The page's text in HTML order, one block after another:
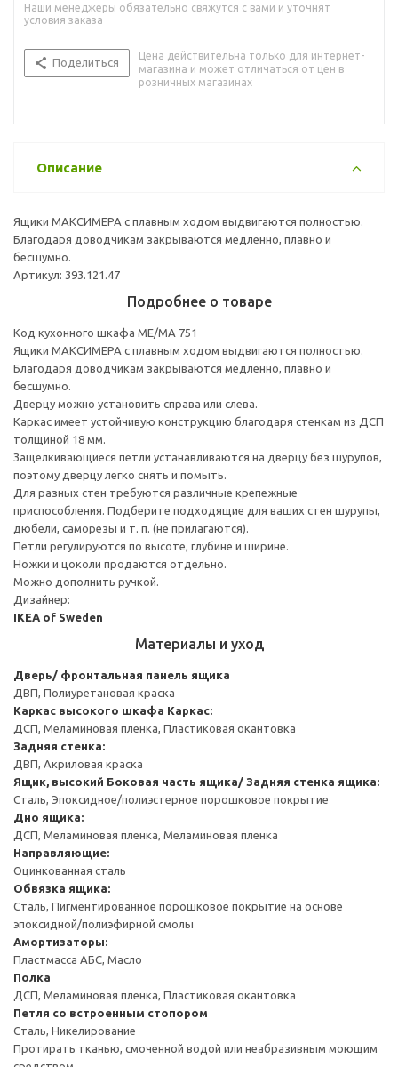
Наши менеджеры обязательно свяжутся с вами и уточнят
условия заказа
Поделиться
Цена действительна только для интернет-
магазина и может отличаться от цен в
розничных магазинах
Описание
Ящики МАКСИМЕРА с плавным ходом выдвигаются полностью.
Благодаря доводчикам закрываются медленно, плавно и
бесшумно.
Артикул: 393.121.47
Подробнее о товаре
Код кухонного шкафа ME/MA 751
Ящики МАКСИМЕРА с плавным ходом выдвигаются полностью.
Благодаря доводчикам закрываются медленно, плавно и
бесшумно.
Дверцу можно установить справа или слева.
Каркас имеет устойчивую конструкцию благодаря стенкам из ДСП
толщиной 18 мм.
Защелкивающиеся петли устанавливаются на дверцу без шурупов,
поэтому дверцу легко снять и помыть.
Для разных стен требуются различные крепежные
приспособления. Подберите подходящие для ваших стен шурупы,
дюбели, саморезы и т. п. (не прилагаются).
Петли регулируются по высоте, глубине и ширине.
Ножки и цоколи продаются отдельно.
Можно дополнить ручкой.
Дизайнер:
IKEA of Sweden
Материалы и уход
Дверь/ фронтальная панель ящика
ДВП, Полиуретановая краска
Каркас высокого шкафа Каркас:
ДСП, Меламиновая пленка, Пластиковая окантовка
Задняя стенка:
ДВП, Акриловая краска
Ящик, высокий Боковая часть ящика/ Задняя стенка ящика:
Сталь, Эпоксидное/полиэстерное порошковое покрытие
Дно ящика:
ДСП, Меламиновая пленка, Меламиновая пленка
Направляющие:
Оцинкованная сталь
Обвязка ящика:
Сталь, Пигментированное порошковое покрытие на основе
эпоксидной/полиэфирной смолы
Амортизаторы:
Пластмасса АБС, Масло
Полка
ДСП, Меламиновая пленка, Пластиковая окантовка
Петля со встроенным стопором
Сталь, Никелирование
Протирать тканью, смоченной водой или неабразивным моющим